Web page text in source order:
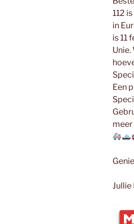
112
in
is 11
Een
Jullie